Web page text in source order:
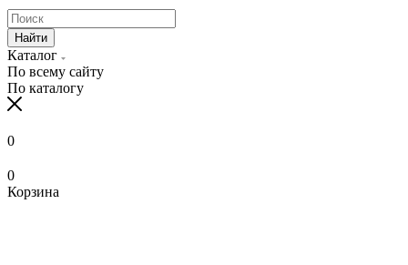
Найти
Каталог
По всему сайту
По каталогу
0
0
Корзина